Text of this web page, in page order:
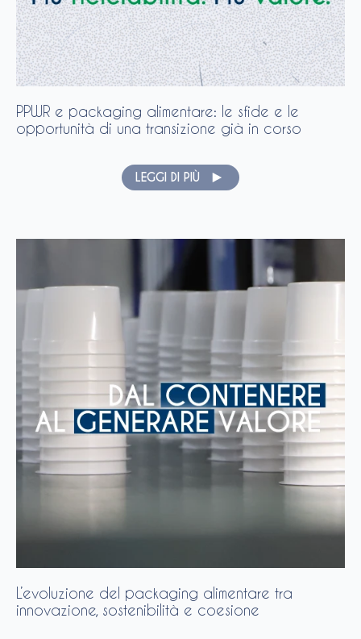
PPWR e packaging alimentare: le sfide e le
opportunità di una transizione già in corso
LEGGI DI PIÙ
L’evoluzione del packaging alimentare tra
innovazione, sostenibilità e coesione